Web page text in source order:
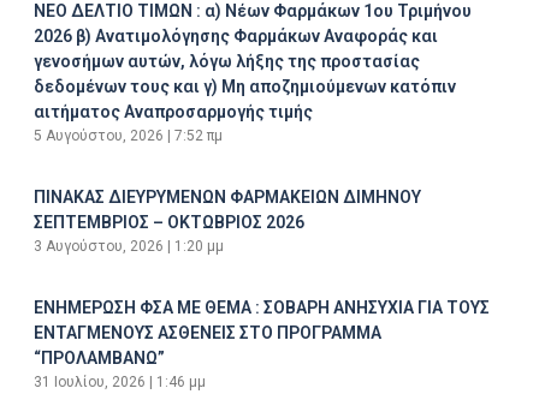
ΝΕΟ ΔΕΛΤΙΟ ΤΙΜΩΝ : α) Νέων Φαρμάκων 1ου Τριμήνου
2026 β) Ανατιμολόγησης Φαρμάκων Αναφοράς και
γενοσήμων αυτών, λόγω λήξης της προστασίας
δεδομένων τους και γ) Μη αποζημιούμενων κατόπιν
αιτήματος Αναπροσαρμογής τιμής
5 Αυγούστου, 2026 7:52 πμ
ΠΙΝΑΚΑΣ ΔΙΕΥΡΥΜΕΝΩΝ ΦΑΡΜΑΚΕΙΩΝ ΔΙΜΗΝΟΥ
ΣΕΠΤΕΜΒΡΙΟΣ – ΟΚΤΩΒΡΙΟΣ 2026
3 Αυγούστου, 2026 1:20 μμ
ΕΝΗΜΕΡΩΣΗ ΦΣΑ ΜΕ ΘΕΜΑ : ΣΟΒΑΡΗ ΑΝΗΣΥΧΙΑ ΓΙΑ ΤΟΥΣ
ΕΝΤΑΓΜΕΝΟΥΣ ΑΣΘΕΝΕΙΣ ΣΤΟ ΠΡΟΓΡΑΜΜΑ
“ΠΡΟΛΑΜΒΑΝΩ”
31 Ιουλίου, 2026 1:46 μμ